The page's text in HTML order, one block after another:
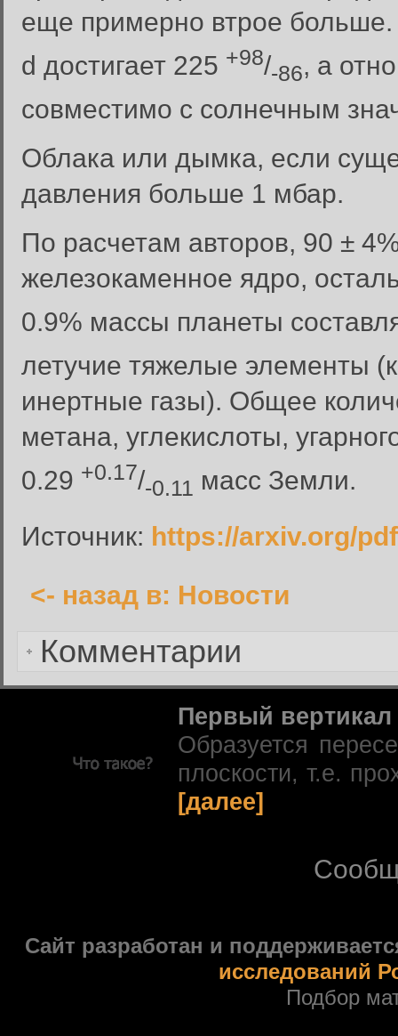
еще примерно втрое
d достигает 225 +98/-86, а
совместимо с солнечным
Облака или дымка, если
давления больше 1 мбар.
По расчетам авторов, 90 ±
железокаменное ядро,
0.9% массы планеты
летучие тяжелые элементы
инертные газы). Общее
метана, углекислоты,
0.29 +0.17/-0.11 масс Земли.
Источник: https://arxiv.org/
<- назад в: Новости
Комментарии
Введите имя пользователя и
Вход в систему
Имя пользователя:
Пароль:
Забыли пароль?
Первый вертикал
Образуется
плоскости, т.е.
[далее]
Сайт разработан и
исследований
Подбор